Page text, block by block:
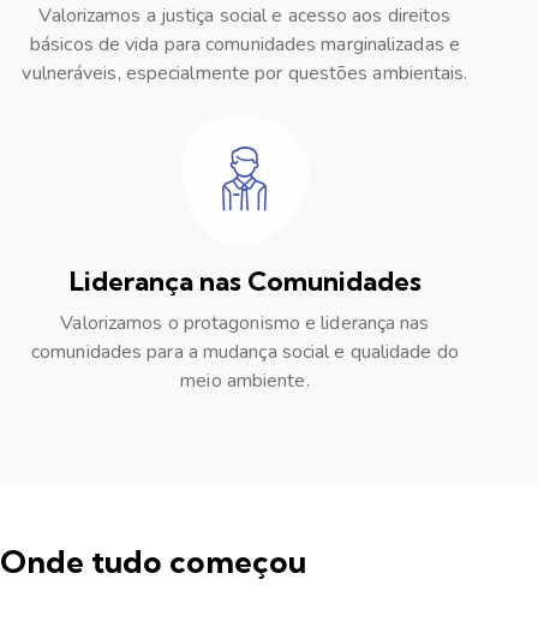
Valorizamos a justiça social e acesso aos direitos
básicos de vida para comunidades marginalizadas e
vulneráveis, especialmente por questões ambientais.
Liderança nas Comunidades
Valorizamos o protagonismo e liderança nas
comunidades para a mudança social e qualidade do
meio ambiente.
Onde tudo começou